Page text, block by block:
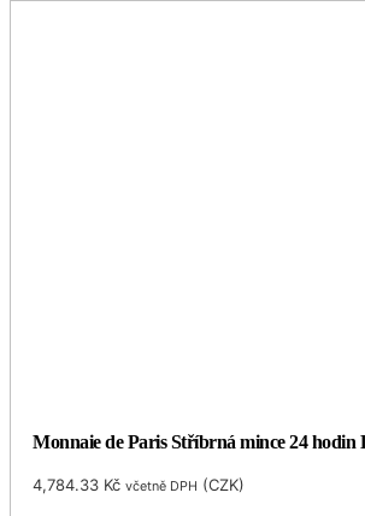
Monnaie de Paris Stříbrná mince 24 hodin
4,784.33 Kč včetně DPH (CZK)